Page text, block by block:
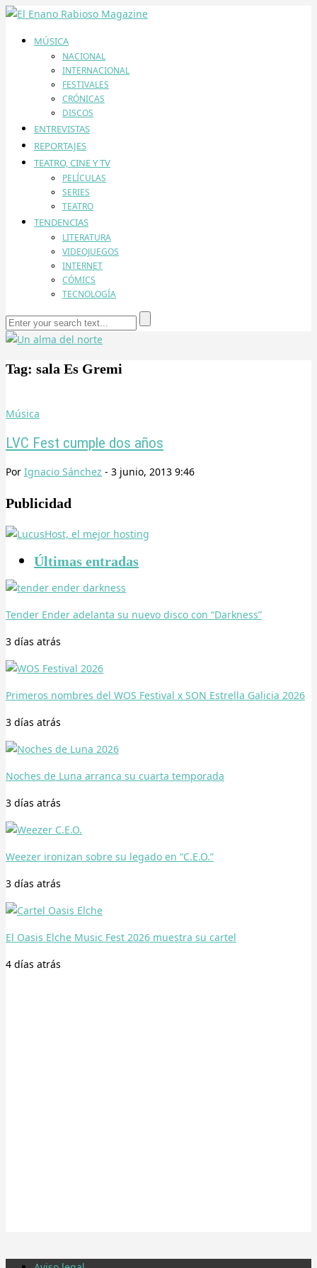
MÚSICA
NACIONAL
INTERNACIONAL
FESTIVALES
CRÓNICAS
DISCOS
ENTREVISTAS
REPORTAJES
TEATRO, CINE Y TV
PELÍCULAS
SERIES
TEATRO
TENDENCIAS
LITERATURA
VIDEOJUEGOS
INTERNET
CÓMICS
TECNOLOGÍA
Tag: sala Es Gremi
Música
LVC Fest cumple dos años
Por Ignacio Sánchez - 3 junio, 2013 9:46
Publicidad
Últimas entradas
Tender Ender adelanta su nuevo disco con “Darkness”
3 días atrás
Primeros nombres del WOS Festival x SON Estrella Galicia 2026
3 días atrás
Noches de Luna arranca su cuarta temporada
3 días atrás
Weezer ironizan sobre su legado en “C.E.O.”
3 días atrás
El Oasis Elche Music Fest 2026 muestra su cartel
4 días atrás